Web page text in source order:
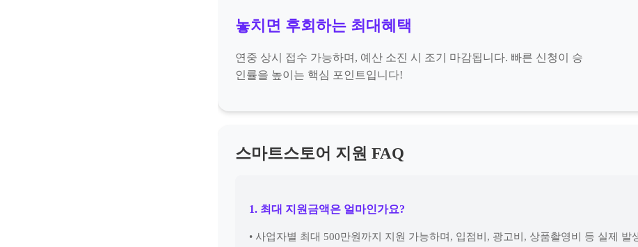
놓치면 후회하는 최대혜택
연중 상시 접수 가능하며, 예산 소진 시 조기 마감됩니다. 빠른 신청이 승
인률을 높이는 핵심 포인트입니다!
스마트스토어 지원 FAQ
1. 최대 지원금액은 얼마인가요?
• 사업자별 최대 500만원까지 지원 가능하며, 입점비, 광고비, 상품촬영비 등 실제 발